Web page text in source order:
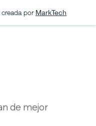
por MarkTech
de mejor